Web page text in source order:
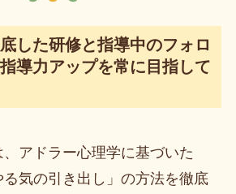
した研修と指導中のフォロ
導力アップを常に目指して
アドラー心理学に基づいた
る気の引き出し」の方法を徹底